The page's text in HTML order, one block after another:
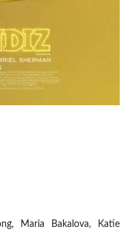
Maria Bakalova, Katie